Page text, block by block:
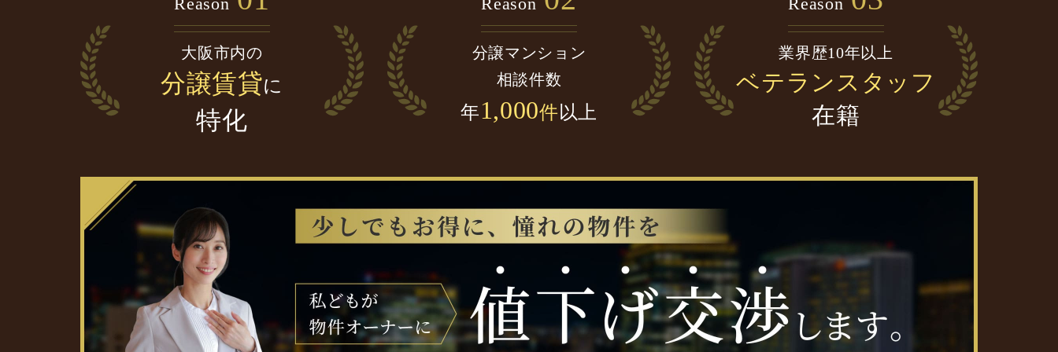
大阪市内の
分譲賃貸に
特化
分譲マンション
相談件数
年1,000件以上
業界歴10年以上
ベテランスタッフ
在籍